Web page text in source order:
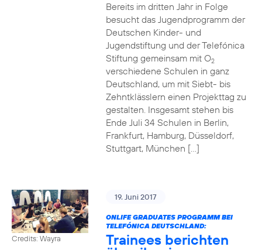
Bereits im dritten Jahr in Folge
besucht das Jugendprogramm der
Deutschen Kinder- und
Jugendstiftung und der Telefónica
Stiftung gemeinsam mit O2
verschiedene Schulen in ganz
Deutschland, um mit Siebt- bis
Zehntklässlern einen Projekttag zu
gestalten. Insgesamt stehen bis
Ende Juli 34 Schulen in Berlin,
Frankfurt, Hamburg, Düsseldorf,
Stuttgart, München […]
Credits: Wayra
19. Juni 2017
ONLIFE GRADUATES PROGRAMM BEI
TELEFÓNICA DEUTSCHLAND:
Trainees berichten